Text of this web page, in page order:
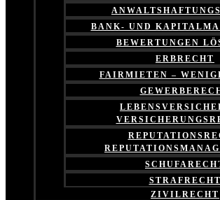
BANK- UND
BEWERTUNGEN
ERBRECHT
FAIRMIETEN –
STRAFRECHT
ZIVILRECHT